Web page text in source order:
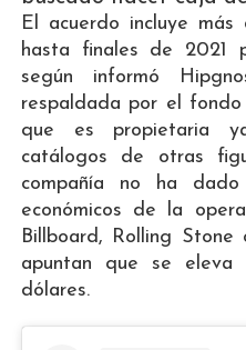
El acuerdo incluye
hasta finales de 2021
según informó
respaldada por el
que es propietaria
catálogos de otras
compañía no ha
económicos de la
Billboard, Rolling
apuntan que se
dólares.